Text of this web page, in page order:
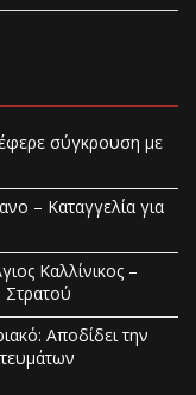
σύγκρουση με
– Καταγγελία για
Καλλίνικος –
Αποδίδει την